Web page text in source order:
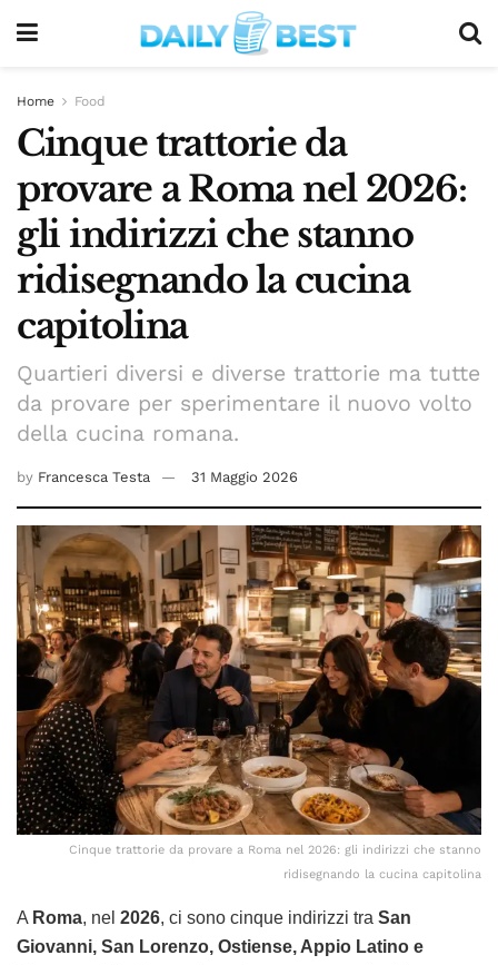
Home Food
Cinque trattorie da
provare a Roma nel 2026:
gli indirizzi che stanno
ridisegnando la cucina
capitolina
Quartieri diversi e diverse trattorie ma tutte
da provare per sperimentare il nuovo volto
della cucina romana.
by Francesca Testa 31 Maggio 2026
Cinque trattorie da provare a Roma nel 2026: gli indirizzi che stanno
ridisegnando la cucina capitolina
A Roma, nel 2026, ci sono cinque indirizzi tra San
Giovanni, San Lorenzo, Ostiense, Appio Latino e